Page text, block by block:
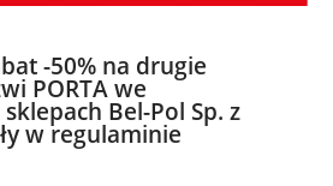
-50% na drugie
PORTA we
Bel-Pol Sp. z
w regulaminie